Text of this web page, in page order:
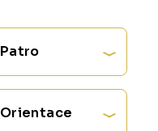
Patro
Orientace